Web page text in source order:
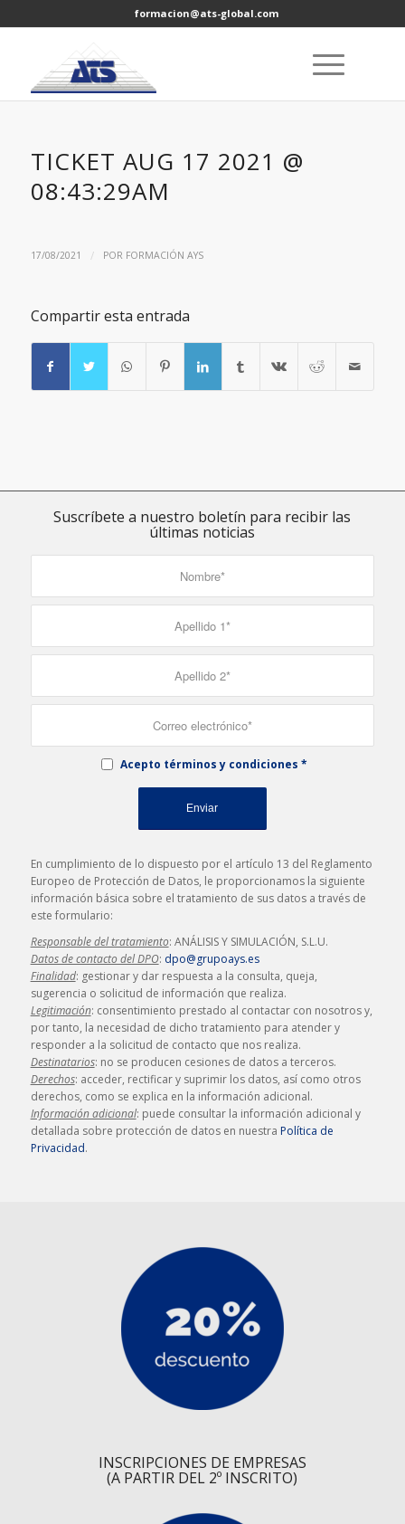
formacion@ats-global.com
TICKET AUG 17 2021 @
08:43:29AM
17/08/2021 / POR FORMACIÓN AYS
Compartir esta entrada
Suscríbete a nuestro boletín para recibir las
últimas noticias
Acepto términos y condiciones *
En cumplimiento de lo dispuesto por el artículo 13 del Reglamento
Europeo de Protección de Datos, le proporcionamos la siguiente
información básica sobre el tratamiento de sus datos a través de
este formulario:
Responsable del tratamiento: ANÁLISIS Y SIMULACIÓN, S.L.U.
Datos de contacto del DPO: dpo@grupoays.es
Finalidad: gestionar y dar respuesta a la consulta, queja,
sugerencia o solicitud de información que realiza.
Legitimación: consentimiento prestado al contactar con nosotros y,
por tanto, la necesidad de dicho tratamiento para atender y
responder a la solicitud de contacto que nos realiza.
Destinatarios: no se producen cesiones de datos a terceros.
Derechos: acceder, rectificar y suprimir los datos, así como otros
derechos, como se explica en la información adicional.
Información adicional: puede consultar la información adicional y
detallada sobre protección de datos en nuestra Política de
Privacidad.
INSCRIPCIONES DE EMPRESAS
(A PARTIR DEL 2º INSCRITO)